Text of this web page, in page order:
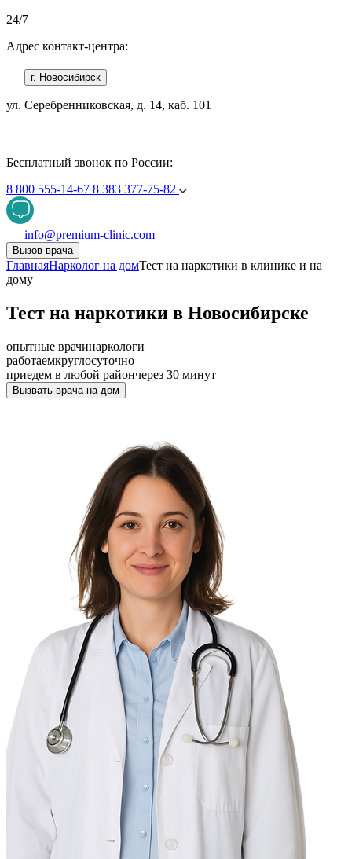
24/7
Адрес контакт-центра:
г. Новосибирск
ул. Серебренниковская, д. 14, каб. 101
Бесплатный звонок по России:
8 800 555-14-67 8 383 377-75-82
info@premium-clinic.com
Вызов врача
ГлавнаяНарколог на домТест на наркотики в клинике и на
дому
Тест на наркотики в Новосибирске
опытные врачинаркологи
работаемкруглосуточно
приедем в любой райончерез 30 минут
Вызвать врача на дом